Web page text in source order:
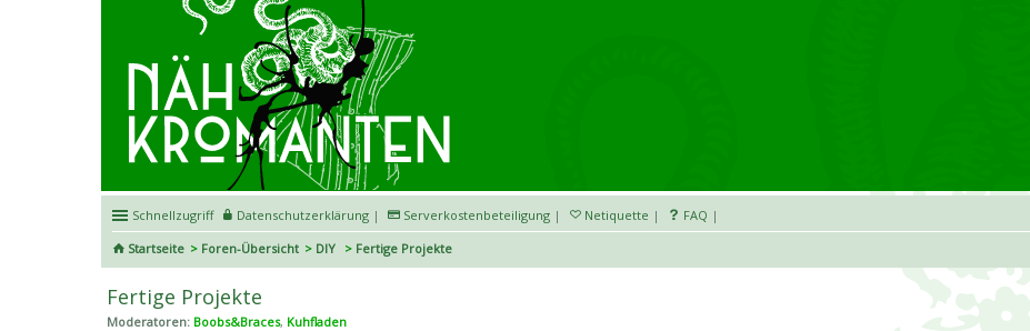
Schnellzugriff Datenschutzerklärung | Serverkostenbeteiligung | Netiquette | FAQ |
Startseite
Foren-Übersicht DIY Fertige Projekte
Fertige Projekte
Moderatoren: Boobs&Braces, Kuhfladen